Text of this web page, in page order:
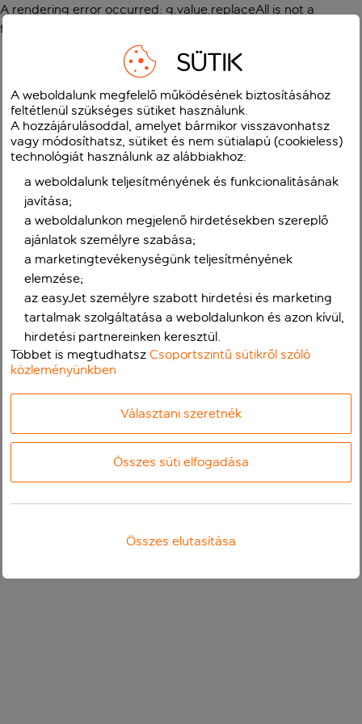
A rendering error occurred: g.value.replaceAll is not a
function
SÜTIK
A weboldalunk megfelelő működésének biztosításához
feltétlenül szükséges sütiket használunk.
A hozzájárulásoddal, amelyet bármikor visszavonhatsz
vagy módosíthatsz, sütiket és nem sütialapú (cookieless)
technológiát használunk az alábbiakhoz:
a weboldalunk teljesítményének és funkcionalitásának
javítása;
a weboldalunkon megjelenő hirdetésekben szereplő
ajánlatok személyre szabása;
a marketingtevékenységünk teljesítményének
elemzése;
az easyJet személyre szabott hirdetési és marketing
tartalmak szolgáltatása a weboldalunkon és azon kívül,
hirdetési partnereinken keresztül.
Többet is megtudhatszCsoportszintű sütikről szóló
közleményünkben
Választani szeretnék
Összes süti elfogadása
Összes elutasítása